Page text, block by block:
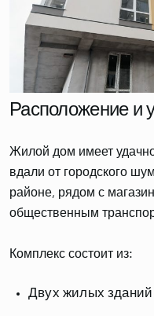
Расположение и
Жилой дом имеет
вдали от городского
районе, рядом с
общественным
Комплекс состоит из:
Двух жилых зданий